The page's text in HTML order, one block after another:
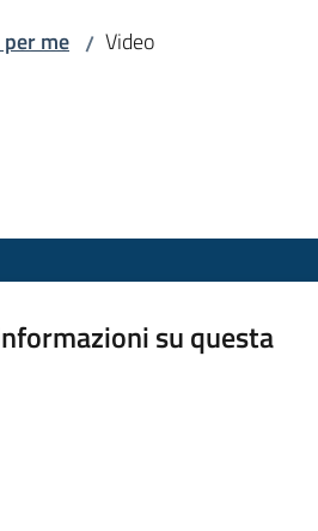
me / Video
su questa